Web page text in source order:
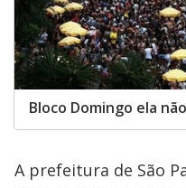
Bloco Domingo ela
A prefeitura de São